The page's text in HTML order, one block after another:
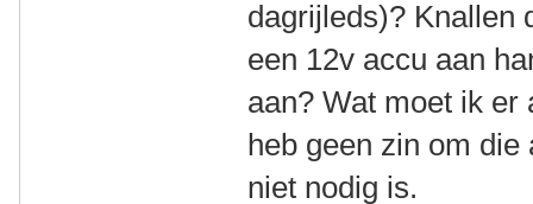
dagrijleds)? Knallen
een 12v accu aan
aan? Wat moet ik er
heb geen zin om
niet nodig is.